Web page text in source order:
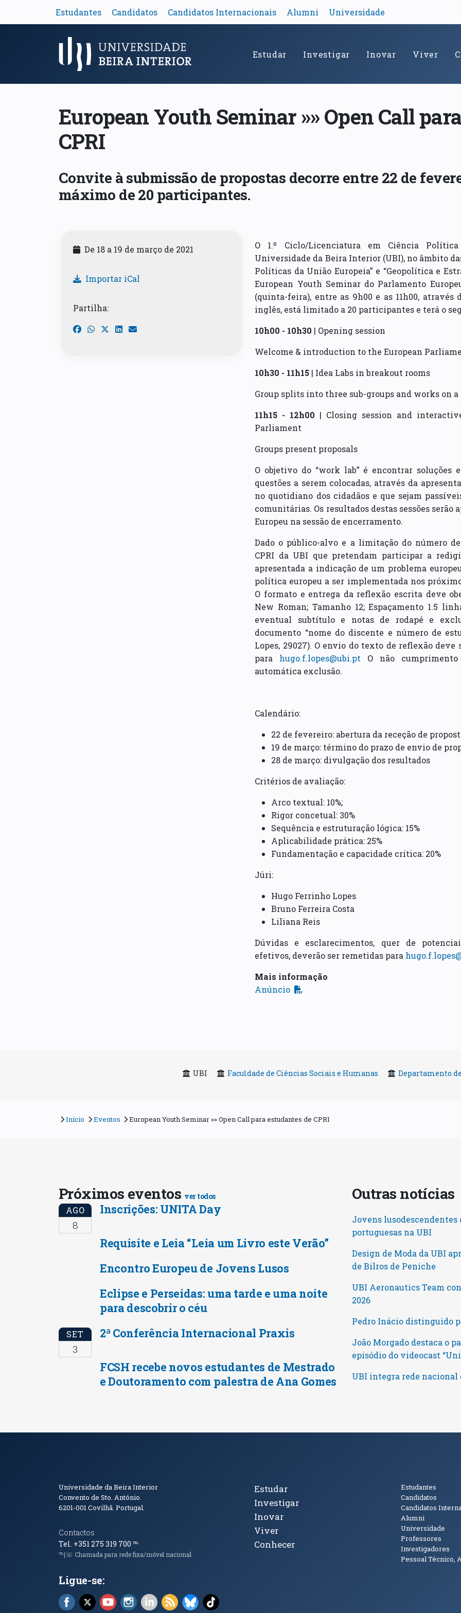
Estudantes Candidatos Candidatos Internacionais Alumni Universidade
Menu Principal Estudar Investigar Inovar Viver
European Youth Seminar »» Open Call
CPRI
Convite à submissão de propostas decorre entre 22 de
máximo de 20 participantes.
De 18 a 19 de março de 2021
Importar iCal
Partilha:
O 1.º Ciclo/Licenciatura em Ciência
Universidade da Beira Interior (UBI), no âmbito
Políticas da União Europeia” e “Geopolítica e
European Youth Seminar do Parlamento
(quinta-feira), entre as 9h00 e as 11h00,
inglês, está limitado a 20 participantes e terá o
10h00 - 10h30 | Opening session
Welcome & introduction to the European
10h30 - 11h15 | Idea Labs in breakout rooms
Group splits into three sub-groups and works on
11h15 - 12h00 | Closing session and
Parliament
Groups present proposals
O objetivo do “work lab” é encontrar soluções
questões a serem colocadas, através da
no quotidiano dos cidadãos e que sejam
comunitárias. Os resultados destas sessões
Europeu na sessão de encerramento.
Dado o público-alvo e a limitação do número
CPRI da UBI que pretendam participar a
apresentada a indicação de um problema
política europeu a ser implementada nos
O formato e entrega da reflexão escrita deve
New Roman; Tamanho 12; Espaçamento 1.5
eventual subtítulo e notas de rodapé e
documento “nome do discente e número de
Lopes, 29027). O envio do texto de reflexão
para hugo.f.lopes@ubi.pt O não
automática exclusão.
Calendário:
22 de fevereiro: abertura da receção de
19 de março: término do prazo de envio de
28 de março: divulgação dos resultados
Critérios de avaliação:
Arco textual: 10%;
Rigor concetual: 30%
Sequência e estruturação lógica: 15%
Aplicabilidade prática: 25%
Fundamentação e capacidade crítica: 20%
Júri:
Hugo Ferrinho Lopes
Bruno Ferreira Costa
Liliana Reis
Dúvidas e esclarecimentos, quer de
efetivos, deverão ser remetidas para
Mais informação
Anúncio
UBI Faculdade de Ciências Sociais e Humanas Departamento
Início Eventos European Youth Seminar »» Open Call para estudantes de CPRI
Próximos eventos ver todos
AGO
8
Inscrições: UNITA Day
Requisite e Leia “Leia um Livro este Verão”
Encontro Europeu de Jovens Lusos
Eclipse e Perseidas: uma tarde e uma noite
para descobrir o céu
SET
3
2ª Conferência Internacional Praxis
FCSH recebe novos estudantes de Mestrado
e Doutoramento com palestra de Ana Gomes
Outras notícias
Jovens
portuguesas na UBI
Design de Moda da UBI
de Bilros de Peniche
UBI Aeronautics Team
2026
Pedro Inácio distinguido
João Morgado destaca o
episódio do videocast
UBI integra rede nacional
Informações de Contacto
Universidade da Beira Interior
Convento de Sto. António.
6201-001Covilhã. Portugal.
Contactos
Tel. +351 275 319 700 ℡
℡|☏ Chamada para rede fixa/móvel nacional
Ligue-se:
Facebook (abre em nova janela)
X (abre em nova janela)
YouTube (abre em nova janela)
Instagram (abre em nova janela)
LinkedIn (abre em nova janela)
RSS (abre em nova janela)
Bluesky (abre em nova janela)
TikTok (abre em nova janela)
Tópicos Principais
Estudar
Investigar
Inovar
Viver
Conhecer
Públicos
Estudantes
Candidatos
Candidatos
Alumni
Universidade
Professores
Investigadores
Pessoal Técnico,